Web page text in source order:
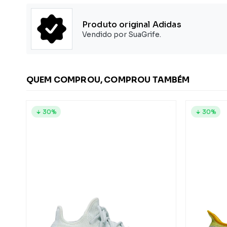
Produto original Adidas
Vendido por SuaGrife.
QUEM COMPROU, COMPROU TAMBÉM
30% 30%